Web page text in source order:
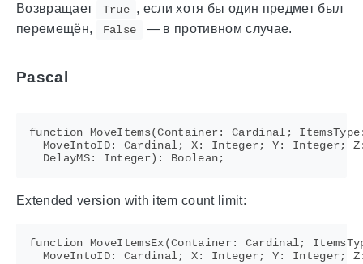
Возвращает True , если хотя бы один предмет был
перемещён,
False — в противном случае.
Pascal
function MoveItems(Container: Cardinal;
MoveIntoID: Cardinal; X: Integer; Y: Integer;
Extended version with item count limit:
function MoveItemsEx(Container: Cardinal;
MoveIntoID: Cardinal; X: Integer; Y: Integer;